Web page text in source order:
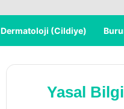
Dermatoloji (Cildiye)
Yasal